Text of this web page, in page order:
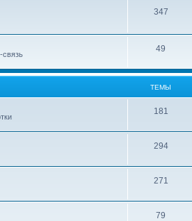
347
49
ТЕМЫ
181
294
271
79